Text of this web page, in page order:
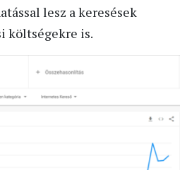
lesz a keresések
költségekre is.